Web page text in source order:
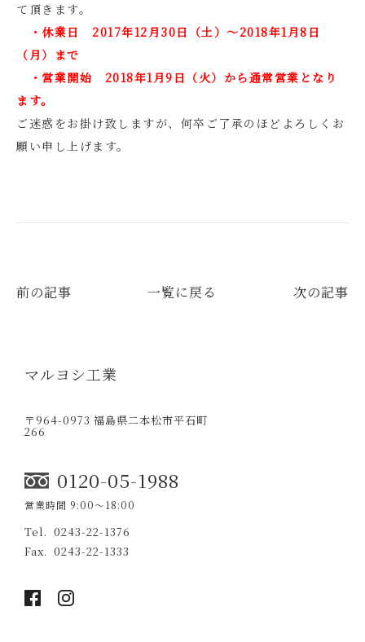
て頂きます。
・休業日 2017年12月30日（土）～2018年1月8日
（月）まで
・営業開始 2018年1月9日（火）から通常営業となり
ます。
ご迷惑をお掛け致しますが、何卒ご了承のほどよろしくお
願い申し上げます。
前の記事 一覧に戻る 次の記事
マルヨシ工業
〒964-0973 福島県二本松市平石町
266
0120-05-1988
営業時間 9:00〜18:00
0243-22-1376
0243-22-1333